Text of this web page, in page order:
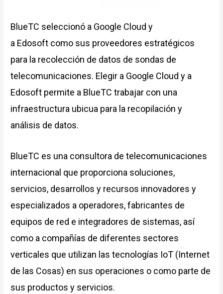
BlueTC seleccionó a Google Cloud y
a Edosoft como sus proveedores estratégicos
para la recolección de datos de sondas de
telecomunicaciones. Elegir a Google Cloud y a
Edosoft permite a BlueTC trabajar con una
infraestructura ubicua para la recopilación y
análisis de datos.
BlueTC es una consultora de telecomunicaciones
internacional que proporciona soluciones,
servicios, desarrollos y recursos innovadores y
especializados a operadores, fabricantes de
equipos de red e integradores de sistemas, así
como a compañías de diferentes sectores
verticales que utilizan las tecnologías IoT (Internet
de las Cosas) en sus operaciones o como parte de
sus productos y servicios.